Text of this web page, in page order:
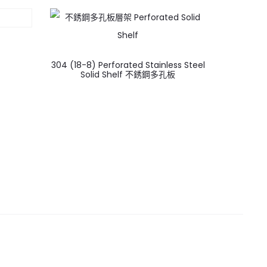
304 (18-8) Perforated Stainless Steel
Solid Shelf 不銹鋼多孔板